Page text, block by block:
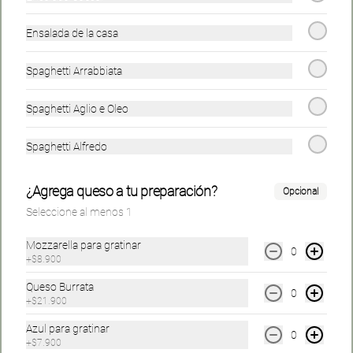
Bambini
Fusilli Pollo Niño
$19.900 $18.900 $19.900
Ensalada de la casa
Spaghetti Arrabbiata
Spaghetti Aglio e Oleo
Spaghetti Alfredo
¿Agrega queso a tu preparación? Opcional
Seleccione al menos 1
Mozzarella para gratinar
+$8.900
0
Queso Burrata
+$21.900
0
Azul para gratinar
+$7.900
0